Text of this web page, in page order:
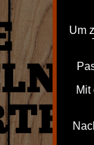
Um